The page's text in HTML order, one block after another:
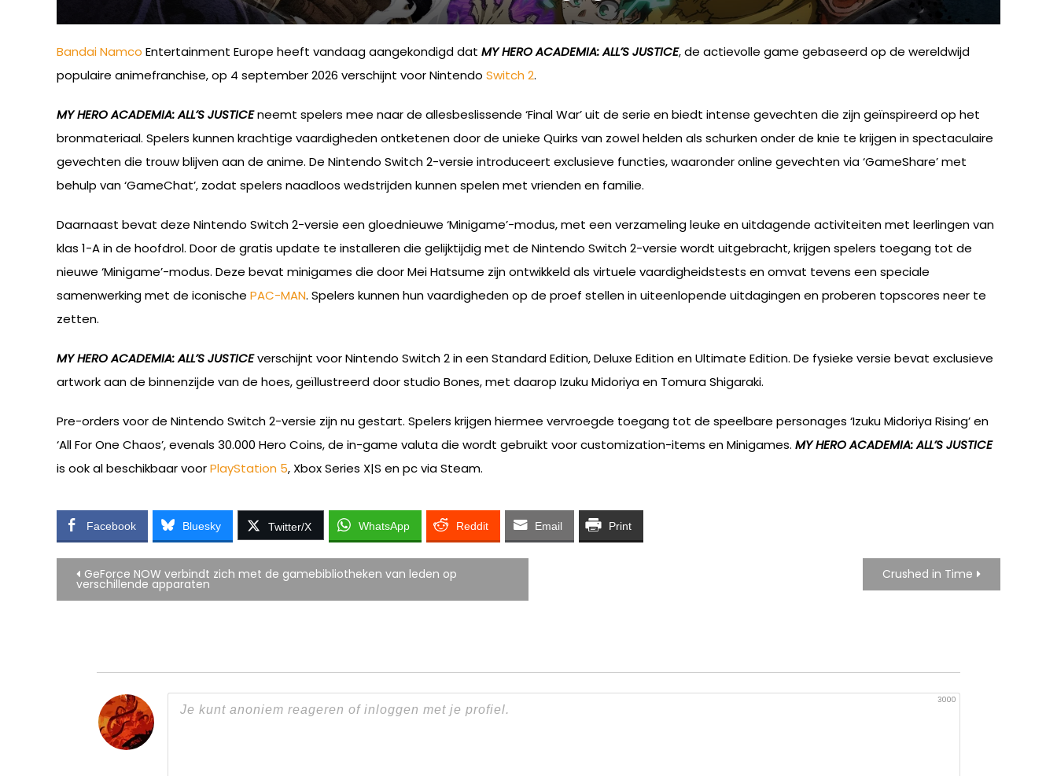
Bandai Namco Entertainment Europe heeft vandaag aangekondigd dat MY HERO ACADEMIA: ALL’S JUSTICE, de actievolle game gebaseerd op de wereldwijd
populaire animefranchise, op 4 september 2026 verschijnt voor Nintendo Switch 2.
MY HERO ACADEMIA: ALL’S JUSTICEneemt spelers mee naar de allesbeslissende ‘Final War’ uit de serie en biedt intense gevechten die zijn geïnspireerd op het
bronmateriaal. Spelers kunnen krachtige vaardigheden ontketenen door de unieke Quirks van zowel helden als schurken onder de knie te krijgen in spectaculaire
gevechten die trouw blijven aan de anime. De Nintendo Switch 2-versie introduceert exclusieve functies, waaronder online gevechten via ‘GameShare’ met
behulp van ‘GameChat’, zodat spelers naadloos wedstrijden kunnen spelen met vrienden en familie.
Daarnaast bevat deze Nintendo Switch 2-versie een gloednieuwe ‘Minigame’-modus, met een verzameling leuke en uitdagende activiteiten met leerlingen van
klas 1-A in de hoofdrol. Door de gratis update te installeren die gelijktijdig met de Nintendo Switch 2-versie wordt uitgebracht, krijgen spelers toegang tot de
nieuwe ‘Minigame’-modus. Deze bevat minigames die door Mei Hatsume zijn ontwikkeld als virtuele vaardigheidstests en omvat tevens een speciale
samenwerking met de iconische PAC-MAN. Spelers kunnen hun vaardigheden op de proef stellen in uiteenlopende uitdagingen en proberen topscores neer te
zetten.
MY HERO ACADEMIA: ALL’S JUSTICEverschijnt voor Nintendo Switch 2 in een Standard Edition, Deluxe Edition en Ultimate Edition. De fysieke versie bevat exclusieve
artwork aan de binnenzijde van de hoes, geïllustreerd door studio Bones, met daarop Izuku Midoriya en Tomura Shigaraki.
Pre-orders voor de Nintendo Switch 2-versie zijn nu gestart. Spelers krijgen hiermee vervroegde toegang tot de speelbare personages ‘Izuku Midoriya Rising’ en
‘All For One Chaos’, evenals 30.000 Hero Coins, de in-game valuta die wordt gebruikt voor customization-items en Minigames. MY HERO ACADEMIA: ALL’S JUSTICE
is ook al beschikbaar voorPlayStation 5, Xbox Series X|S en pc via Steam.
Facebook Bluesky Twitter/X WhatsApp Reddit Email Print
Bericht
navigatie
GeForce NOW verbindt zich met de gamebibliotheken van leden op
verschillende apparaten
Crushed in Time
3000